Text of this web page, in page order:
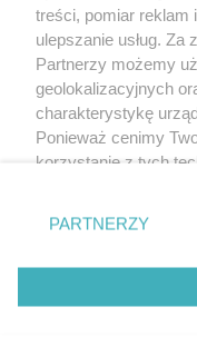
treści, pomiar reklam
ulepszanie usług. Za
Partnerzy możemy
geolokalizacyjnych
charakterystykę
Ponieważ cenimy
korzystanie z tych
zmienić/wycofać
znajdujący się w
rodzaje
użytkownika, ale
przetwarzaniu.
PARTNERZY